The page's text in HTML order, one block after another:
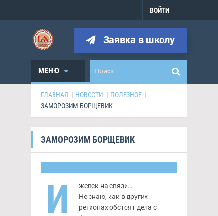
ВОЙТИ
Заявка в школу
МЕНЮ
ГЛАВНАЯ | НОВОСТИ | ПОЛЕЗНОЕ |
ЗАМОРОЗИМ БОРЩЕВИК
ЗАМОРОЗИМ БОРЩЕВИК
И
жевск на связи…
Не знаю, как в других
регионах обстоят дела с